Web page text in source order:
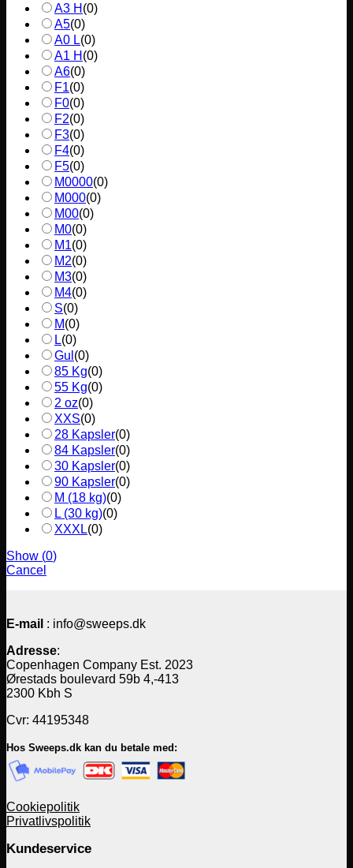
A3 H (0)
A5(0)
A0 L(0)
A1 H (0)
A6(0)
F1(0)
F0(0)
F2(0)
F3(0)
F4(0)
F5(0)
M0000(0)
M000(0)
M00(0)
M0(0)
M1(0)
M2(0)
M3(0)
M4(0)
S(0)
M(0)
L(0)
Gul (0)
85 Kg(0)
55 Kg(0)
2 oz(0)
XXS(0)
28 Kapsler(0)
84 Kapsler(0)
30 Kapsler(0)
90 Kapsler(0)
M (18 kg)(0)
L (30 kg)(0)
XXXL(0)
Show (0)
Cancel
E-mail : info@sweeps.dk
Adresse:
Copenhagen Company Est. 2023
Ørestads boulevard 59b 4,-413
2300 Kbh S
Cvr: 44195348
Hos Sweeps.dk kan du betale med:
Cookiepolitik
Privatlivspolitik
Kundeservice